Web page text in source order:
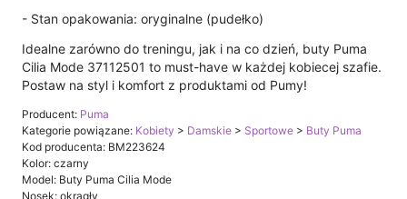
- Stan opakowania: oryginalne (pudełko)
Idealne zarówno do treningu, jak i na co dzień, buty Puma
Cilia Mode 37112501 to must-have w każdej kobiecej szafie.
Postaw na styl i komfort z produktami od Pumy!
Producent: Puma
Kategorie powiązane: Kobiety > Damskie > Sportowe > Buty Puma
Kod producenta: BM223624
Kolor: czarny
Model: Buty Puma Cilia Mode
Nosek: okrągły